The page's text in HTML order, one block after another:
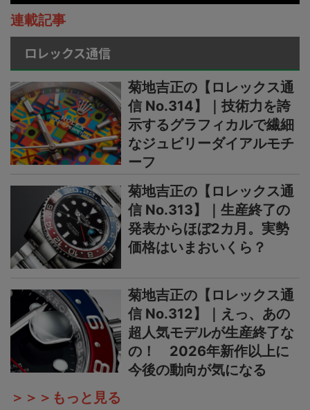
連載記事
ロレックス通信
菊地吉正の【ロレックス通
信 No.314】｜技術力を誇
示するグラフィカルで繊細
なジュビリーダイアルモチ
ーフ
菊地吉正の【ロレックス通
信 No.313】｜生産終了の
発表からほぼ2カ月。実勢
価格はいまおいくら？
菊地吉正の【ロレックス通
信 No.312】｜えっ、あの
超人気モデルが生産終了な
の！ 2026年新作以上に
今後の動向が気になる
＞＞＞もっと見る